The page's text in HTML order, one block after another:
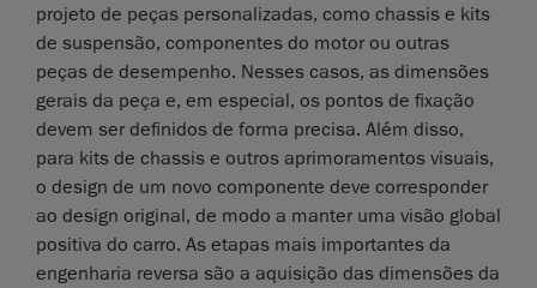
projeto de peças personalizadas, como chassis e kits
de suspensão, componentes do motor ou outras
peças de desempenho. Nesses casos, as dimensões
gerais da peça e, em especial, os pontos de fixação
devem ser definidos de forma precisa. Além disso,
para kits de chassis e outros aprimoramentos visuais,
o design de um novo componente deve corresponder
ao design original, de modo a manter uma visão global
positiva do carro. As etapas mais importantes da
engenharia reversa são a aquisição das dimensões da